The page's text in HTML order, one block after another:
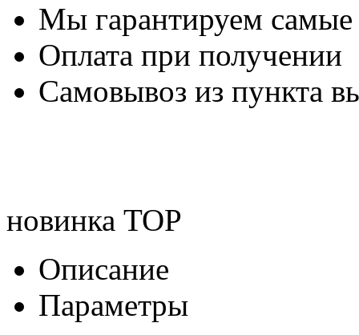
Мы гарантируем
Оплата при получении
Самовывоз из пункта
новинка TOP
Описание
Параметры